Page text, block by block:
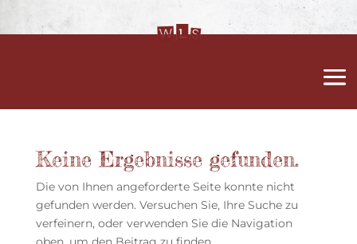
Keine Ergebnisse gefunden.
Die von Ihnen angeforderte Seite konnte nicht
gefunden werden. Versuchen Sie, Ihre Suche zu
verfeinern, oder verwenden Sie die Navigation